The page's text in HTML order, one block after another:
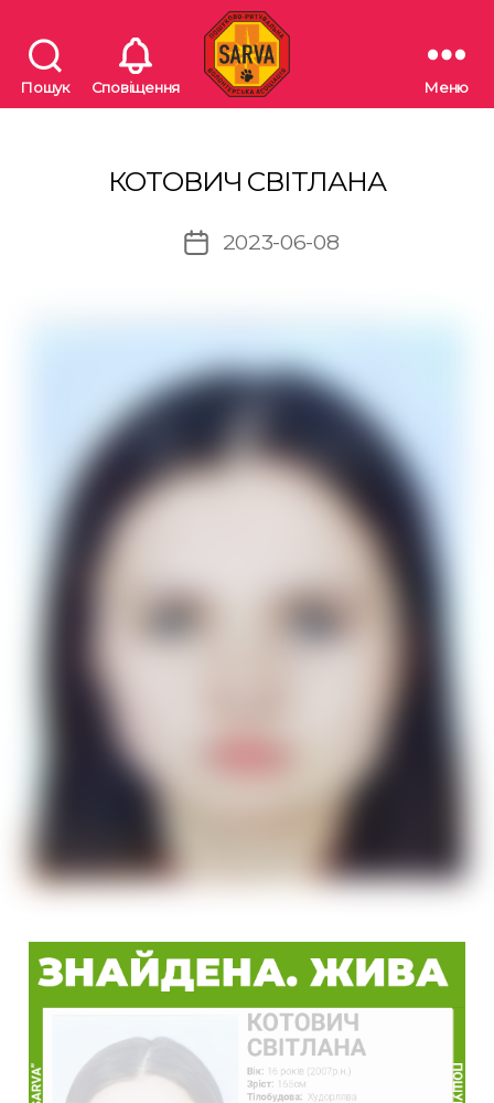
Пошук Сповіщення
"SARVA"
волонтерська
асоціація
Меню
КОТОВИЧ СВІТЛАНА
Дата2023-06-08